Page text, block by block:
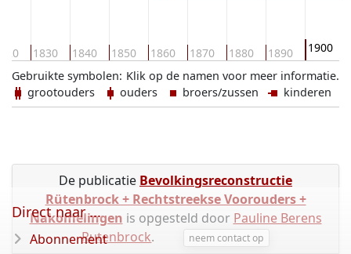
1830 1840 1850 1860 1870 1880 1890 1900
Klik op de namen voor meer informatie.
Gebruikte symbolen:
grootouders
ouders broers/zussen kinderen
De publicatie Bevolkingsreconstructie
Rütenbrock + Rechtstreekse Voorouders +
Nakomelingen is opgesteld door Pauline Berens
Rutenbrock. neem contact op
Direct naar ...
Abonnement